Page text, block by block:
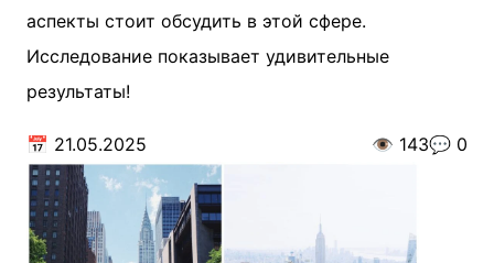
аспекты стоит обсудить в этой сфере.
Исследование показывает удивительные
результаты!
📅 21.05.2025 👁️ 143💬 0